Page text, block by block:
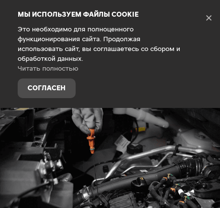
МЫ ИСПОЛЬЗУЕМ ФАЙЛЫ COOKIE
Это необходимо для полноценного
функционирования сайта. Продолжая
использовать сайт, вы соглашаетесь со сбором и
обработкой данных.
Читать полностью
СОГЛАСЕН
×
Главная Запасные части и аксессуары